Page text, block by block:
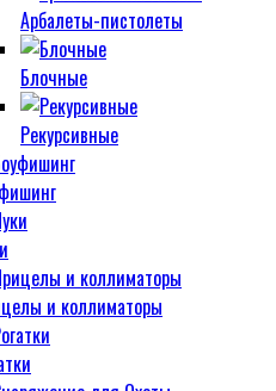
Арбалеты-пистолеты
Блочные
Рекурсивные
и коллиматоры